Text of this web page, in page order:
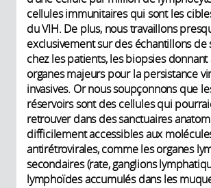
cellules immunitaires qui sont les
du VIH. De plus, nous travaillons
exclusivement sur des échantillons de
chez les patients, les biopsies donnant
organes majeurs pour la persistance
invasives. Or nous soupçonnons que
réservoirs sont des cellules qui
retrouver dans des sanctuaires
difficilement accessibles aux
antirétrovirales, comme les organes
secondaires (rate, ganglions
lymphoïdes accumulés dans les